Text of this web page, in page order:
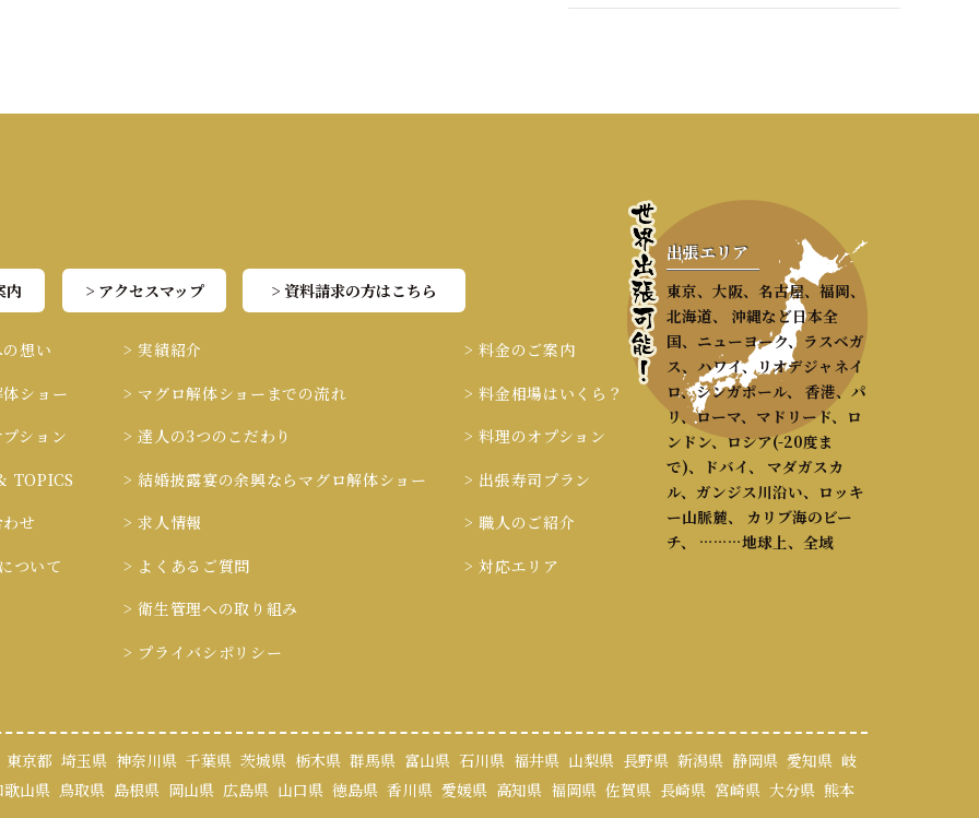
内 > アクセスマップ > 資料請求の方はこちら
想い
ショー
ション
TOPICS
せ
ついて
> 実績紹介
> マグロ解体ショーまでの流れ
> 達人の3つのこだわり
> 結婚披露宴の余興ならマグロ解体ショー
> 求人情報
> よくあるご質問
> 衛生管理への取り組み
> プライバシポリシー
> 料金のご案内
> 料金相場はいくら？
> 料理のオプション
> 出張寿司プラン
> 職人のご紹介
> 対応エリア
出張エリア
東京、大阪、名古屋、福岡、
北海道、 沖縄など日本全
国、ニューヨーク、ラスベガ
ス、ハワイ、リオデジャネイ
ロ、シンガポール、 香港、パ
リ、ローマ、マドリード、ロ
ンドン、ロシア(-20度ま
で)、ドバイ、 マダガスカ
ル、ガンジス川沿い、ロッキ
ー山脈麓、 カリブ海のビー
チ、 ………地球上、全域
東京都 埼玉県 神奈川県 千葉県 茨城県 栃木県 群馬県 富山県 石川県 福井県 山梨県 長野県 新潟県 静岡県 愛知県 岐
歌山県 鳥取県 島根県 岡山県 広島県 山口県 徳島県 香川県 愛媛県 高知県 福岡県 佐賀県 長崎県 宮崎県 大分県 熊本